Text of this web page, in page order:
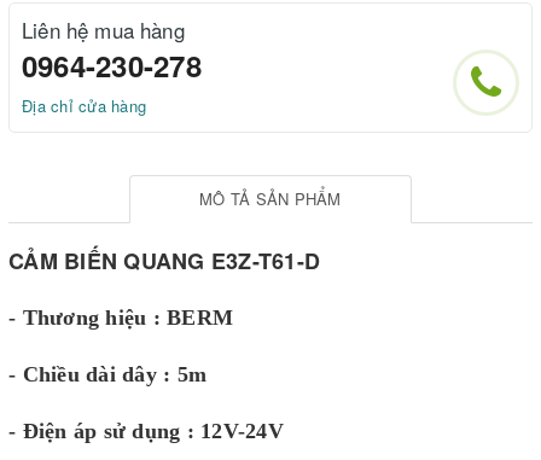
Liên hệ mua hàng
0964-230-278
Địa chỉ cửa hàng
MÔ TẢ SẢN PHẨM
CẢM BIẾN QUANG E3Z-T61-D
- Thương hiệu : BERM
- Chiều dài dây : 5m
- Điện áp sử dụng : 12V-24V